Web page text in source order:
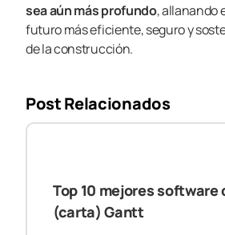
sea aún más profundo, allanando
futuro más eficiente, seguro y
de la construcción.
Post Relacionados
Top 10 mejores software
(carta) Gantt